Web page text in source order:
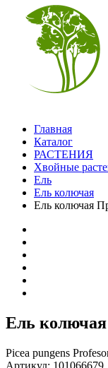
Главная
Каталог
РАСТЕНИЯ
Хвойные
Ель
Ель колючая
Ель колючая
Ель
Picea pungens
Артикул: 101066679